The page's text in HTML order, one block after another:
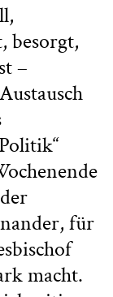
besorgt,
–
für
macht.